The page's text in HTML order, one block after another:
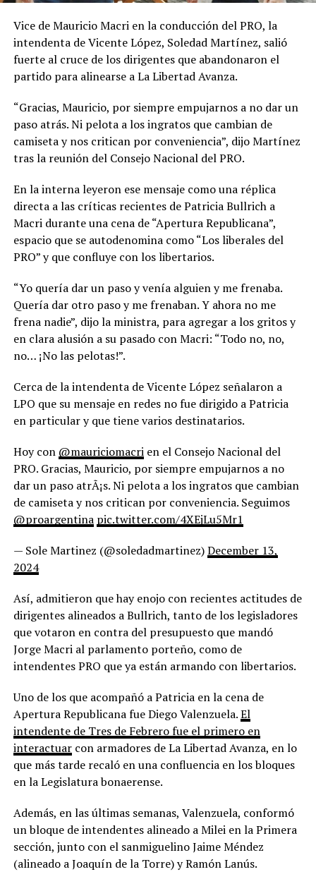
Vice de Mauricio Macri en la conducción del PRO, la
intendenta de Vicente López, Soledad Martínez, salió
fuerte al cruce de los dirigentes que abandonaron el
partido para alinearse a La Libertad Avanza.
“Gracias, Mauricio, por siempre empujarnos a no dar un
paso atrás. Ni pelota a los ingratos que cambian de
camiseta y nos critican por conveniencia”, dijo Martínez
tras la reunión del Consejo Nacional del PRO.
En la interna leyeron ese mensaje como una réplica
directa a las críticas recientes de Patricia Bullrich a
Macri durante una cena de “Apertura Republicana”,
espacio que se autodenomina como “Los liberales del
PRO” y que confluye con los libertarios.
“Yo quería dar un paso y venía alguien y me frenaba.
Quería dar otro paso y me frenaban. Y ahora no me
frena nadie”, dijo la ministra, para agregar a los gritos y
en clara alusión a su pasado con Macri: “Todo no, no,
no… ¡No las pelotas!”.
Cerca de la intendenta de Vicente López señalaron a
LPO que su mensaje en redes no fue dirigido a Patricia
en particular y que tiene varios destinatarios.
Hoy con @mauriciomacrien el Consejo Nacional del
PRO. Gracias, Mauricio, por siempre empujarnos a no
dar un paso atrÃ¡s. Ni pelota a los ingratos que cambian
de camiseta y nos critican por conveniencia. Seguimos
@proargentina pic.twitter.com/4XEjLu5Mr1
— Sole Martinez (@soledadmartinez)December 13,
2024
Así, admitieron que hay enojo con recientes actitudes de
dirigentes alineados a Bullrich, tanto de los legisladores
que votaron en contra del presupuesto que mandó
Jorge Macri al parlamento porteño, como de
intendentes PRO que ya están armando con libertarios.
Uno de los que acompañó a Patricia en la cena de
Apertura Republicana fue Diego Valenzuela.El
intendente de Tres de Febrero fue el primero en
interactuarcon armadores de La Libertad Avanza, en lo
que más tarde recaló en una confluencia en los bloques
en la Legislatura bonaerense.
Además, en las últimas semanas, Valenzuela, conformó
un bloque de intendentes alineado a Milei en la Primera
sección, junto con el sanmiguelino Jaime Méndez
(alineado a Joaquín de la Torre) y Ramón Lanús.